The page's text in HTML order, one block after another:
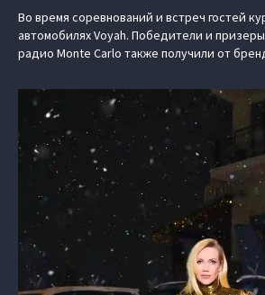
Во время соревнований и встреч гостей
автомобилях Voyah. Победители и
радио Monte Carlo также получили от